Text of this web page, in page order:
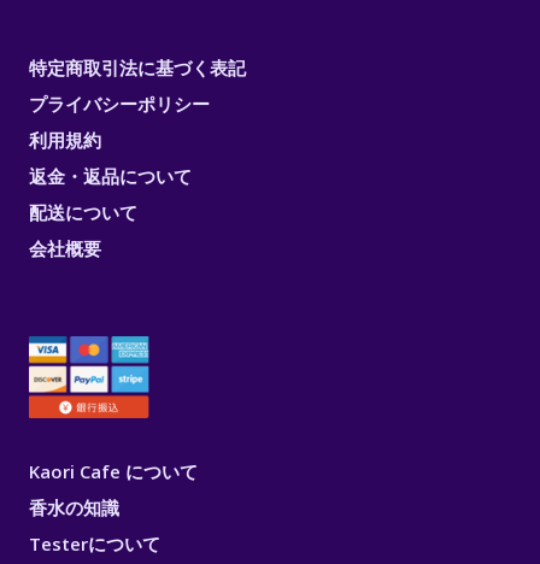
特定商取引法に基づく表記
プライバシーポリシー
利用規約
返金・返品について
配送について
会社概要
Kaori Cafe について
香水の知識
Testerについて